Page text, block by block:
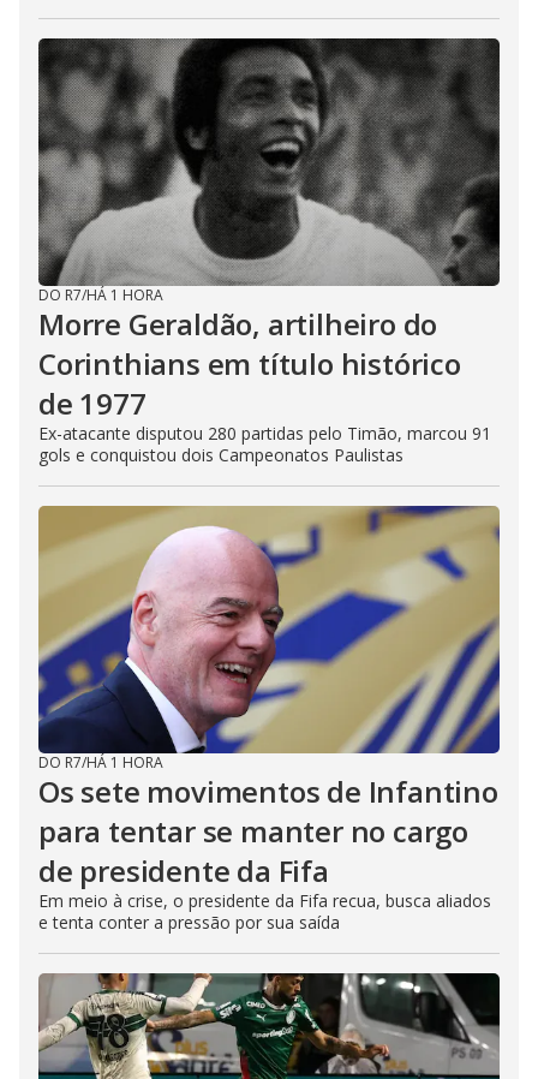
DO R7/HÁ 1 HORA
Morre Geraldão, artilheiro do
Corinthians em título histórico
de 1977
Ex-atacante disputou 280 partidas pelo Timão, marcou 91
gols e conquistou dois Campeonatos Paulistas
DO R7/HÁ 1 HORA
Os sete movimentos de Infantino
para tentar se manter no cargo
de presidente da Fifa
Em meio à crise, o presidente da Fifa recua, busca aliados
e tenta conter a pressão por sua saída